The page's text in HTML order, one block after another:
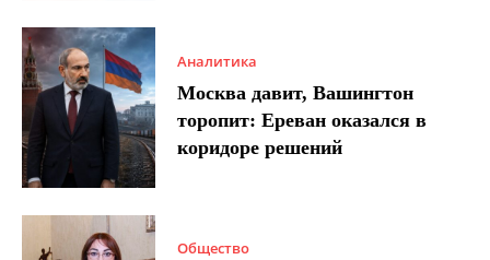
Аналитика
Москва давит, Вашингтон
торопит: Ереван оказался в
коридоре решений
Общество